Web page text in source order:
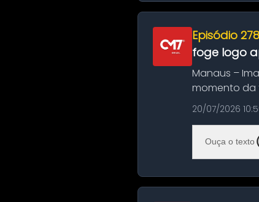
Episódio
foge logo
Manaus –
momento da
noite deste
20/07/2026
Ouça o texto